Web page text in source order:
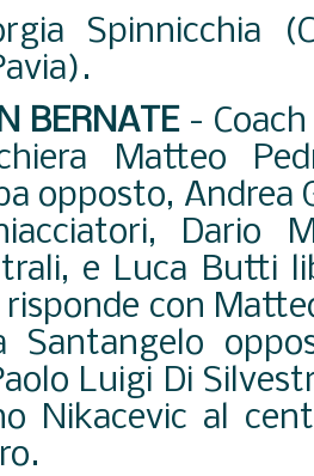
Spinnicchia
BERNATE- Coach
Matteo
opposto, Andrea
Dario
e Luca Butti
risponde con
Santangelo
Luigi Di
Nikacevic al